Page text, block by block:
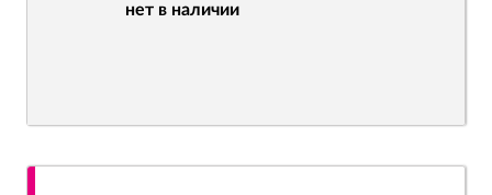
нет в наличии